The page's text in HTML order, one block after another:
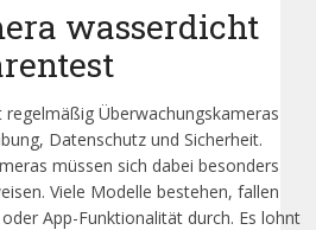
wasserdicht
Überwachungskameras
Datenschutz und Sicherheit.
müssen sich dabei besonders
Viele Modelle bestehen, fallen
App-Funktionalität durch. Es lohnt